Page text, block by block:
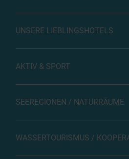
UNSERE LIEBLINGSHOTELS
AKTIV & SPORT
SEEREGIONEN / NATURRÄUME
WASSERTOURISMUS /